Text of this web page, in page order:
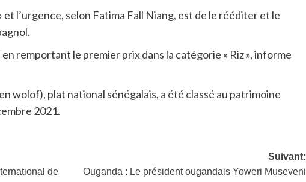
et l’urgence, selon Fatima Fall Niang, est de le rééditer et le
remportant le premier prix dans la catégorie « Riz », informe
wolof), plat national sénégalais, a été classé au patrimoine
2021.
de
Suivant:
Ouganda : Le président ougandais Yoweri Museveni